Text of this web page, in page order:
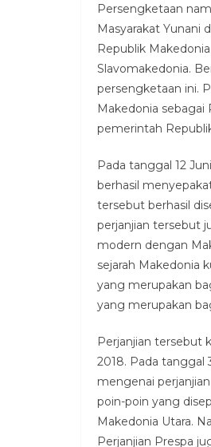
Persengketaan
Masyarakat
Republik
Slavomakedonia.
persengketaan ini.
Makedonia sebagai
pemerintah
Pada tanggal 12
berhasil
tersebut berhasil
perjanjian tersebut
modern dengan
sejarah Makedonia
yang merupakan
yang merupakan
Perjanjian tersebut
2018. Pada
mengenai
poin-poin yang
Makedonia Utara.
Perjanjian Prespa